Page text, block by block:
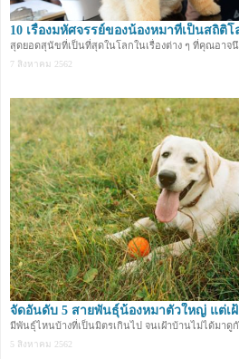
10 เรื่องมหัศจรรย์ของน้องหมาที่เป็นสถิติโ
สุดยอดสุนัขที่เป็นที่สุดในโลกในเรื่องต่าง ๆ ที่คุณอาจ
7 สิงหาคม 2562
จัดอันดับ 5 สายพันธุ์น้องหมาตัวใหญ่ แต่เ
มีพันธุ์ไหนบ้างที่เป็นมิตรเกินไป จนเฝ้าบ้านไม่ได้มาดูกั
5 สิงหาคม 2562